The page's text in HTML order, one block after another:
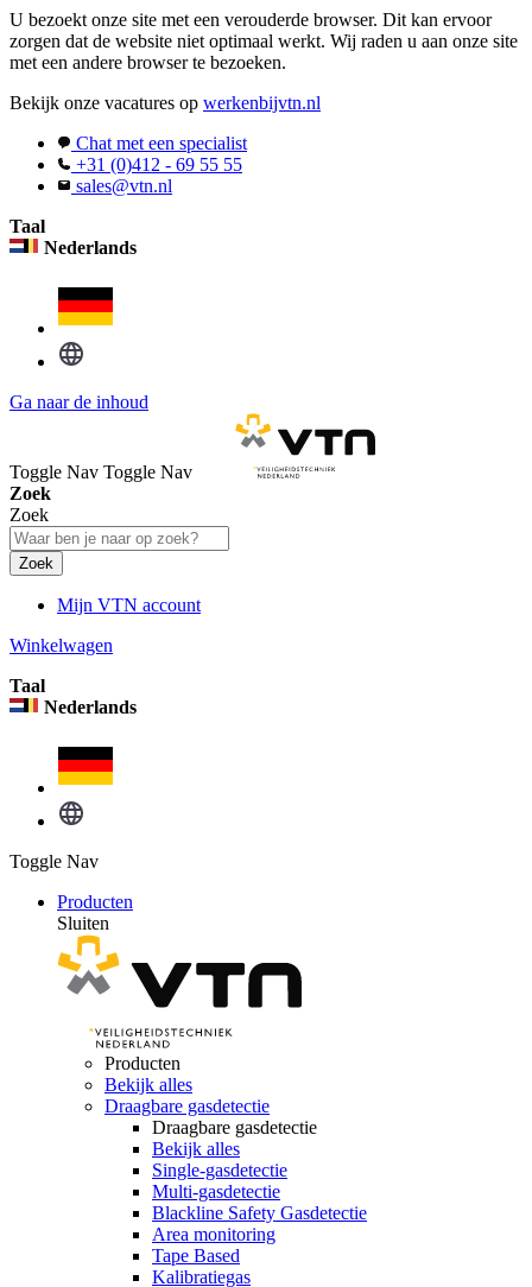
U bezoekt onze site met een verouderde browser. Dit kan ervoor
zorgen dat de website niet optimaal werkt. Wij raden u aan onze site
met een andere browser te bezoeken.
Bekijk onze vacatures op werkenbijvtn.nl
Chat met een specialist
+31 (0)412 - 69 55 55
sales@vtn.nl
Taal
Nederlands
Ga naar de inhoud
Toggle Nav Toggle Nav
Zoek
Zoek
Zoek
Mijn VTN account
Winkelwagen
Taal
Nederlands
Toggle Nav
Producten
Sluiten
Producten
Bekijk alles
Draagbare gasdetectie
Draagbare gasdetectie
Bekijk alles
Single-gasdetectie
Multi-gasdetectie
Blackline Safety Gasdetectie
Area monitoring
Tape Based
Kalibratiegas